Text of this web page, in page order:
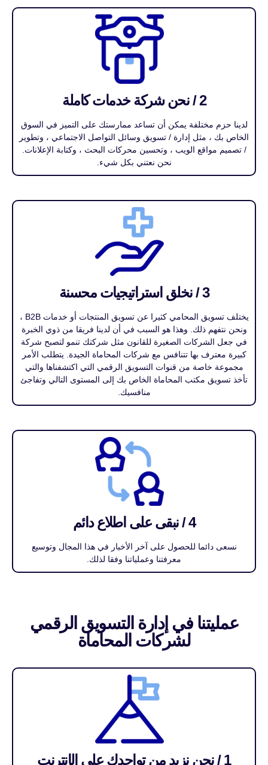
2 / نحن شركة خدمات كاملة
لدينا حزم مختلفة يمكن أن تساعد ممارستك على التميز في السوق
الخاص بك ، مثل إدارة / تسويق وسائل التواصل الاجتماعي ، وتطوير
/ تصميم مواقع الويب ، وتحسين محركات البحث ، وكتابة الإعلانات.
نحن نعتني بكل شيء.
3 / نخلق استراتيجيات محسنة
يختلف تسويق المحامي كثيرا عن تسويق المنتجات أو خدمات B2B ،
ونحن نتفهم ذلك. وهذا هو السبب في أن لدينا فريقا من ذوي الخبرة
في جعل الشركات الصغيرة للقانون مثل شركتك تنمو لتصبح شركة
كبيرة معترف بها تتنافس مع شركات المحاماة الجيدة. يتطلب الأمر
مجموعة خاصة من قنوات التسويق الرقمي التي اكتشفناها والتي
تأخذ تسويق مكتب المحاماة الخاص بك إلى المستوى التالي وتفاجئ
منافسيك.
4 / نبقى على اطلاع دائم
نسعى دائما للحصول على آخر الأخبار في هذا المجال وتوسيع
معرفتنا وعملياتنا وفقا لذلك.
عمليتنا في إدارة التسويق الرقمي
لشركات المحاماة
1 / نحن نزيد من تواجدك على الإنترنت